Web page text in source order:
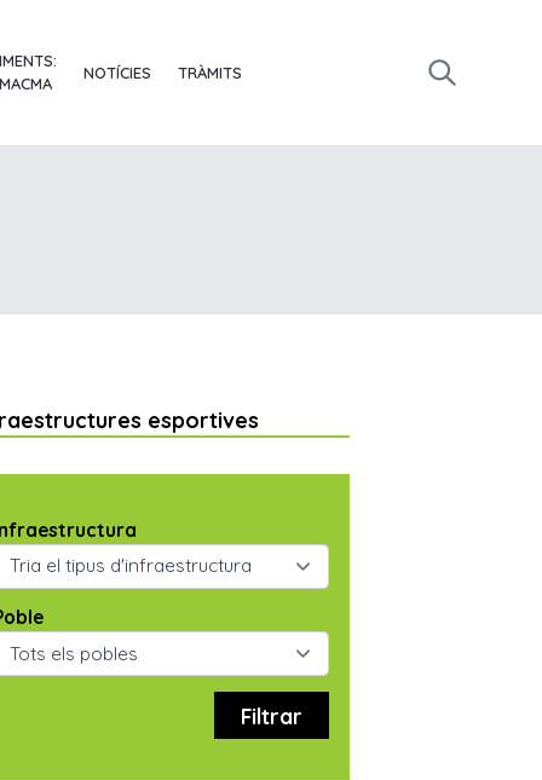
NOTÍCIES TRÀMITS
esportives
Filtrar